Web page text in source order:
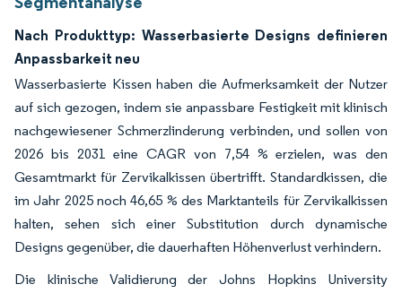
Nach Produkttyp: Wasserbasierte Designs definieren
Anpassbarkeit neu
Wasserbasierte Kissen haben die Aufmerksamkeit der Nutzer
auf sich gezogen, indem sie anpassbare Festigkeit mit klinisch
nachgewiesener Schmerzlinderung verbinden, und sollen von
2026 bis 2031 eine CAGR von 7,54 % erzielen, was den
Gesamtmarkt für Zervikalkissen übertrifft. Standardkissen, die
im Jahr 2025 noch 46,65 % des Marktanteils für Zervikalkissen
halten, sehen sich einer Substitution durch dynamische
Designs gegenüber, die dauerhaften Höhenverlust verhindern.
Die klinische Validierung der Johns Hopkins University